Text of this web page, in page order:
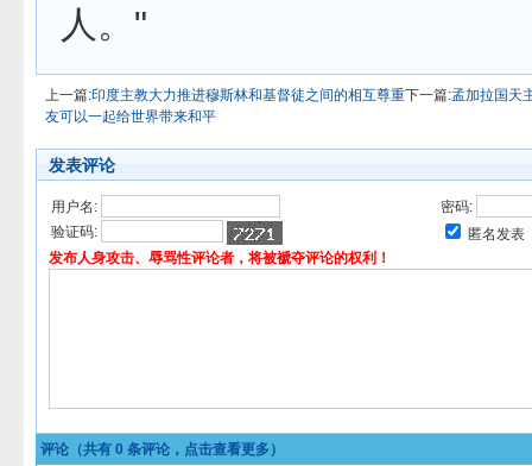
人。"
上一篇:印度主教大力推进穆斯林和基督徒之间的相互尊重下一篇:孟加拉国天
友可以一起给世界带来和平
发表评论
用户名:
密码:
验证码:
匿名发表
发布人身攻击、辱骂性评论者，将被褫夺评论的权利！
评论（共有 0 条评论，点击查看更多）